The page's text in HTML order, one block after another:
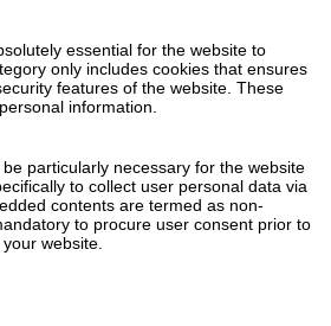
essential for the website to
only includes cookies that ensures
features of the website. These
information.
particularly necessary for the website
to collect user personal data via
contents are termed as non-
to procure user consent prior to
website.